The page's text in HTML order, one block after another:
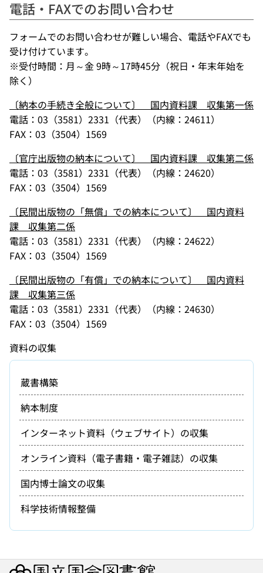
電話・FAXでのお問い合わせ
フォームでのお問い合わせが難しい場合、電話やFAXでも
受け付けています。
※受付時間：月～金 9時～17時45分（祝日・年末年始を
除く）
〔納本の手続き全般について〕 国内資料課 収集第一係
電話：03（3581）2331（代表）（内線：24611）
FAX：03（3504）1569
〔官庁出版物の納本について〕 国内資料課 収集第二係
電話：03（3581）2331（代表）（内線：24620）
FAX：03（3504）1569
〔民間出版物の「無償」での納本について〕 国内資料
課 収集第二係
電話：03（3581）2331（代表）（内線：24622）
FAX：03（3504）1569
〔民間出版物の「有償」での納本について〕 国内資料
課 収集第三係
電話：03（3581）2331（代表）（内線：24630）
FAX：03（3504）1569
資料の収集
蔵書構築
納本制度
インターネット資料（ウェブサイト）の収集
オンライン資料（電子書籍・電子雑誌）の収集
国内博士論文の収集
科学技術情報整備